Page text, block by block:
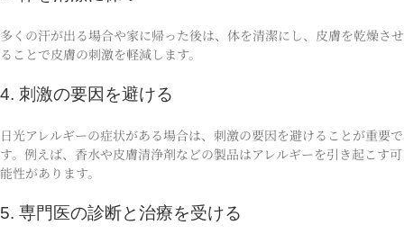
多くの汗が出る場合や家に帰った後は、体を清潔にし、皮膚を乾燥させ
ることで皮膚の刺激を軽減します。
4. 刺激の要因を避ける
日光アレルギーの症状がある場合は、刺激の要因を避けることが重要で
す。例えば、香水や皮膚清浄剤などの製品はアレルギーを引き起こす可
能性があります。
5. 専門医の診断と治療を受ける